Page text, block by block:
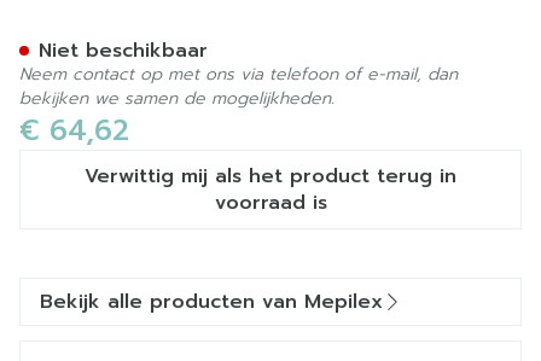
€ 64,62
Verwittig mij als het product terug in
voorraad is
Niet beschikbaar
Neem contact op met ons via telefoon of e-mail, dan
bekijken we samen de mogelijkheden.
Bekijk alle producten van Mepilex